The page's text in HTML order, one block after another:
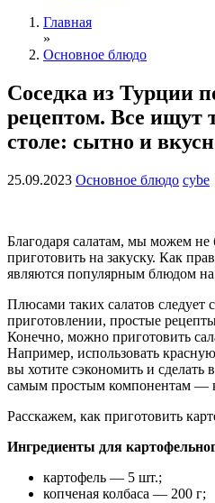
Главная
»
Основное блюдо
Соседка из Турции
рецептом. Все ищут
столе: сытно и
25.09.2023 Основное блюдо cybe
Благодаря салатам, мы можем не
приготовить на закуску. Как
являются популярным блюдом
Плюсами таких салатов следует
приготовлении, простые
Конечно, можно приготовить
Например, использовать
вы хотите сэкономить и сделать
самым простым компонентам —
Расскажем, как приготовить
Ингредиенты для
картофель — 5 шт.;
копченая колбаса — 200 г;